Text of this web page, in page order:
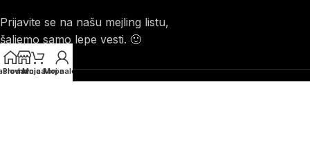
Prijavite se na našu mejling listu,
šaljemo samo lepe vesti. 🙂
Prodavnica
Moja korpa
Moj nalog